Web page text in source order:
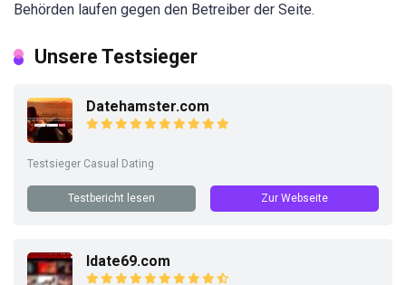
Behörden laufen gegen den Betreiber der Seite.
Unsere Testsieger
Datehamster.com
Testsieger Casual Dating
Testbericht lesen Zur Webseite
Idate69.com